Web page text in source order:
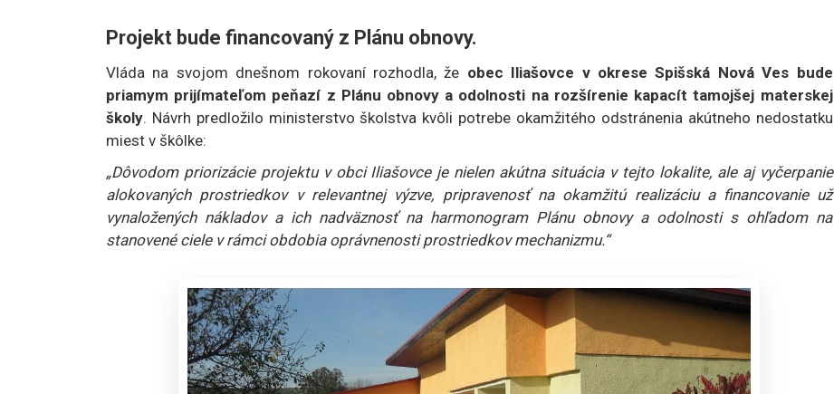
Projekt bude financovaný z Plánu obnovy.
Vláda na svojom dnešnom rokovaní rozhodla, že obec Iliašovce v okrese Spišská Nová Ves bude
priamym prijímateľom peňazí z Plánu obnovy a odolnosti na rozšírenie kapacít tamojšej materskej
školy. Návrh predložilo ministerstvo školstva kvôli potrebe okamžitého odstránenia akútneho nedostatku
miest v škôlke:
„Dôvodom priorizácie projektu v obci Iliašovce je nielen akútna situácia v tejto lokalite, ale aj vyčerpanie
alokovaných prostriedkov v relevantnej výzve, pripravenosť na okamžitú realizáciu a financovanie už
vynaložených nákladov a ich nadväznosť na harmonogram Plánu obnovy a odolnosti s ohľadom na
stanovené ciele v rámci obdobia oprávnenosti prostriedkov mechanizmu.“